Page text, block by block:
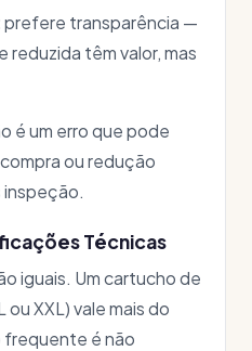
prefere transparência —
têm valor, mas
é um erro que pode
ou redução
Técnicas
iguais. Um cartucho de
XXL) vale mais do
frequente é não